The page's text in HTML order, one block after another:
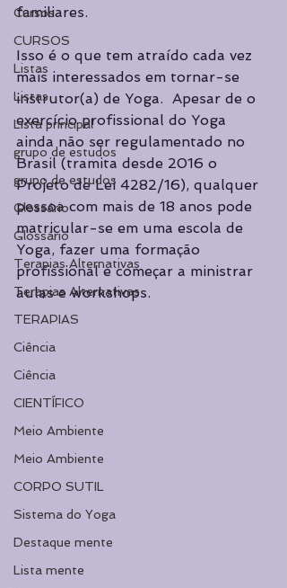
Cursos
CURSOS
Listas
Listas
Lista principal
grupo de estudos
grupo de estudos
Glossário
Glossário
Terapias Alternativas
Terapias Alternativas
TERAPIAS
Ciência
Ciência
CIENTÍFICO
Meio Ambiente
Meio Ambiente
CORPO SUTIL
Sistema do Yoga
Destaque mente
Lista mente
familiares.
Isso é o que tem atraído cada vez
mais interessados em tornar-se
instrutor(a) de Yoga.  Apesar de o
exercício profissional do Yoga
ainda não ser regulamentado no
Brasil (tramita desde 2016 o
Projeto de Lei 4282/16), qualquer
pessoa com mais de 18 anos pode
matricular-se em uma escola de
Yoga, fazer uma formação
profissional e começar a ministrar
aulas e workshops.